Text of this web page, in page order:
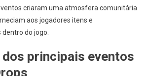
criaram uma atmosfera comunitária
aos jogadores itens e
do jogo.
principais eventos